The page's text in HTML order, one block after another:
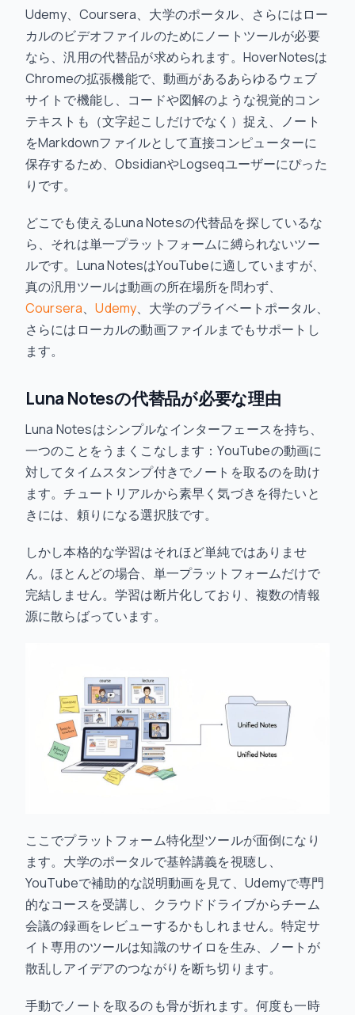
Udemy、Coursera、大学のポータル、さらにはロー
カルのビデオファイルのためにノートツールが必要
なら、汎用の代替品が求められます。HoverNotesは
Chromeの拡張機能で、動画があるあらゆるウェブ
サイトで機能し、コードや図解のような視覚的コン
テキストも（文字起こしだけでなく）捉え、ノート
をMarkdownファイルとして直接コンピューターに
保存するため、ObsidianやLogseqユーザーにぴった
りです。
どこでも使えるLuna Notesの代替品を探しているな
ら、それは単一プラットフォームに縛られないツー
ルです。Luna NotesはYouTubeに適していますが、
真の汎用ツールは動画の所在場所を問わず、
Coursera、Udemy、大学のプライベートポータル、
さらにはローカルの動画ファイルまでもサポートし
ます。
Luna Notesの代替品が必要な理由
Luna Notesはシンプルなインターフェースを持ち、
一つのことをうまくこなします：YouTubeの動画に
対してタイムスタンプ付きでノートを取るのを助け
ます。チュートリアルから素早く気づきを得たいと
きには、頼りになる選択肢です。
しかし本格的な学習はそれほど単純ではありませ
ん。ほとんどの場合、単一プラットフォームだけで
完結しません。学習は断片化しており、複数の情報
源に散らばっています。
ここでプラットフォーム特化型ツールが面倒になり
ます。大学のポータルで基幹講義を視聴し、
YouTubeで補助的な説明動画を見て、Udemyで専門
的なコースを受講し、クラウドドライブからチーム
会議の録画をレビューするかもしれません。特定サ
イト専用のツールは知識のサイロを生み、ノートが
散乱しアイデアのつながりを断ち切ります。
手動でノートを取るのも骨が折れます。何度も一時